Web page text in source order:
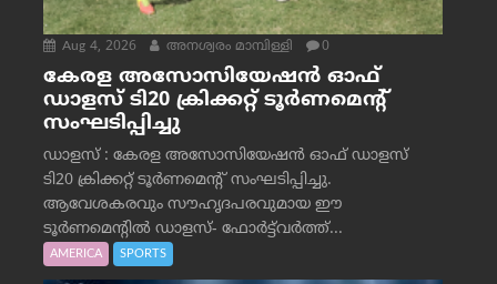
Aug 4, 2026 അനശ്വരം മാമ്പിള്ളി 0
കേരള അസോസിയേഷൻ ഓഫ്
ഡാളസ് ടി20 ക്രിക്കറ്റ് ടൂർണമെന്റ്
സംഘടിപ്പിച്ചു
ഡാളസ് : കേരള അസോസിയേഷൻ ഓഫ് ഡാളസ്
ടി20 ക്രിക്കറ്റ് ടൂർണമെന്റ് സംഘടിപ്പിച്ചു.
ആവേശകരവും സൗഹൃദപരവുമായ ഈ
ടൂർണമെന്റിൽ ഡാളസ്- ഫോർട്ട്‌വര്‍ത്ത്...
AMERICA SPORTS